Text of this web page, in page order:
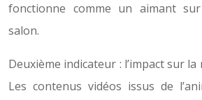
fonctionne comme un aimant
salon.
Deuxième indicateur : l’impact sur
Les contenus vidéos issus de